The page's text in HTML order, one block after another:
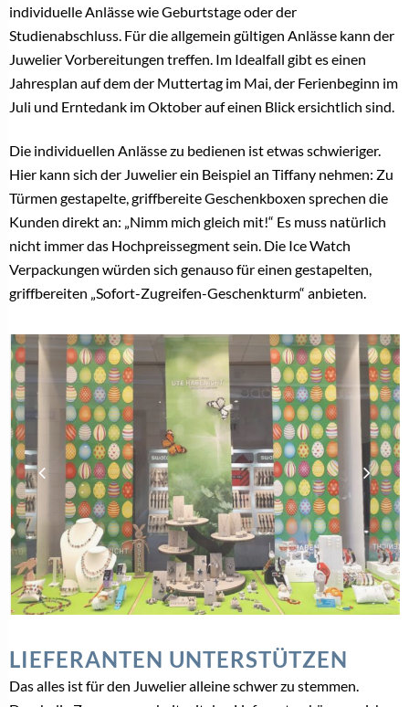
individuelle Anlässe wie Geburtstage oder der
Studienabschluss. Für die allgemein gültigen Anlässe kann der
Juwelier Vorbereitungen treffen. Im Idealfall gibt es einen
Jahresplan auf dem der Muttertag im Mai, der Ferienbeginn im
Juli und Erntedank im Oktober auf einen Blick ersichtlich sind.
Die individuellen Anlässe zu bedienen ist etwas schwieriger.
Hier kann sich der Juwelier ein Beispiel an Tiffany nehmen: Zu
Türmen gestapelte, griffbereite Geschenkboxen sprechen die
Kunden direkt an: „Nimm mich gleich mit!“ Es muss natürlich
nicht immer das Hochpreissegment sein. Die Ice Watch
Verpackungen würden sich genauso für einen gestapelten,
griffbereiten „Sofort-Zugreifen-Geschenkturm“ anbieten.
LIEFERANTEN UNTERSTÜTZEN
Das alles ist für den Juwelier alleine schwer zu stemmen.